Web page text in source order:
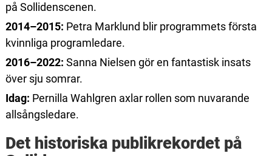
på Sollidenscenen.
2014–2015: Petra Marklund blir programmets första
kvinnliga programledare.
2016–2022: Sanna Nielsen gör en fantastisk insats
över sju somrar.
Idag: Pernilla Wahlgren axlar rollen som nuvarande
allsångsledare.
Det historiska publikrekordet på